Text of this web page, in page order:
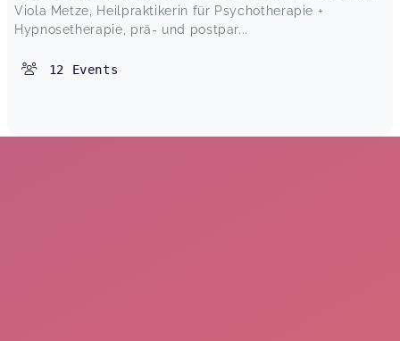
Viola Metze, Heilpraktikerin für Psychotherapie +
Hypnosetherapie, prä- und postpar...
12 Events